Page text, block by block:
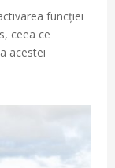
funcției
ceea ce
acestei